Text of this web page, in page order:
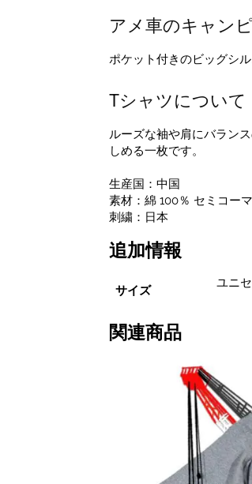
刺
ゅ
ポ
ケ
ト
T
シ
ャ
ツ
ユ
ニ
セ
ク
S~XL
あ
アメ車のキャン
ポケット付きのビッグシ
Tシャツについて
ルーズな袖や肩にバラン
しめる一枚です。
生産国：中国
素材：綿 100％ セミコー
刺繍：日本
追加情報
サイズ
ユニ
関連商品